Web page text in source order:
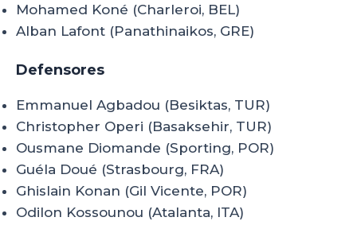
Mohamed Koné (Charleroi, BEL)
Alban Lafont (Panathinaikos, GRE)
Defensores
Emmanuel Agbadou (Besiktas, TUR)
Christopher Operi (Basaksehir, TUR)
Ousmane Diomande (Sporting, POR)
Guéla Doué (Strasbourg, FRA)
Ghislain Konan (Gil Vicente, POR)
Odilon Kossounou (Atalanta, ITA)